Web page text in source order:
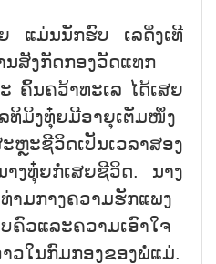
ແມ່ນນັກຮົບ ເລດິ່ງເທີ
ນສັງກັດກອງວັດແທກ
ຄົ້ນຄວ້າທະເລ ໄດ້ເສຍ
ທິມິງທຸ໋ຍມີອາຍຸເຕັມໜຶ່ງ
ະຊີວິດເປັນເວລາສອງ
ງທຸ໋ຍກໍ່ເສຍຊີວິດ. ນາງ
າມກາງຄວາມຮັກແພງ
ຄົວແລະຄວາມເອົາໃຈ
ວໃນກົມກອງຂອງພໍ່ແມ່.